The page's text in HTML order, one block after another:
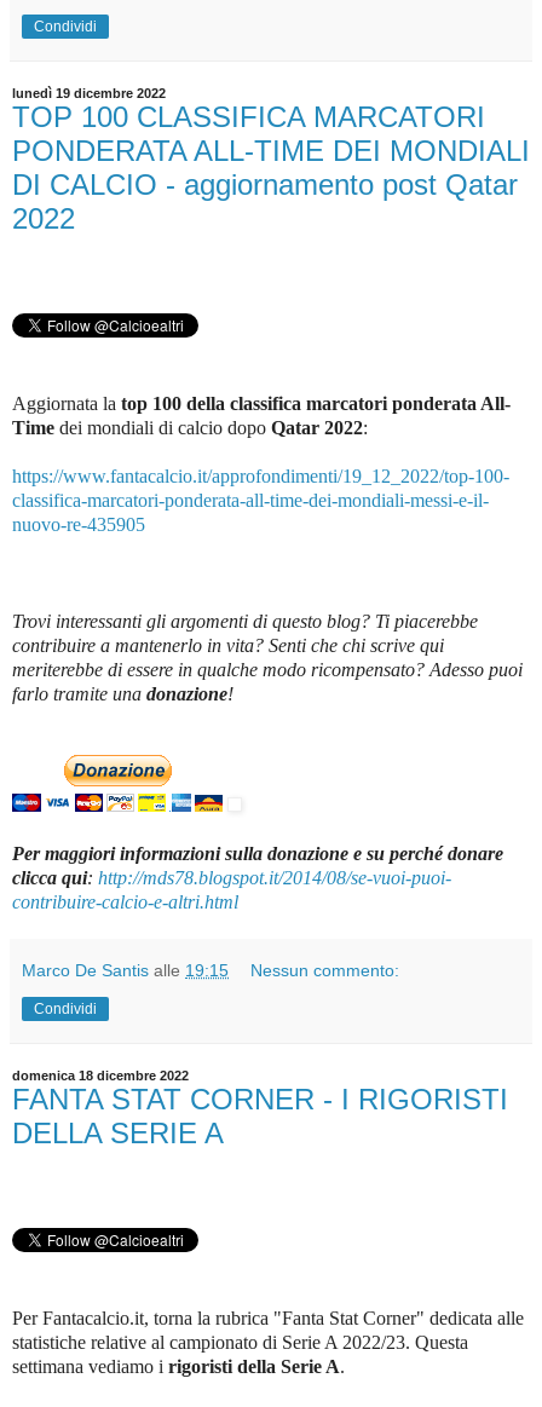
Condividi
lunedì 19 dicembre 2022
TOP 100 CLASSIFICA MARCATORI
PONDERATA ALL-TIME DEI MONDIALI
DI CALCIO - aggiornamento post Qatar
2022
Aggiornata la top 100 della classifica marcatori ponderata All-
Time dei mondiali di calcio dopo Qatar 2022:
https://www.fantacalcio.it/approfondimenti/19_12_2022/top-100-
classifica-marcatori-ponderata-all-time-dei-mondiali-messi-e-il-
nuovo-re-435905
Trovi interessanti gli argomenti di questo blog? Ti piacerebbe
contribuire a mantenerlo in vita? Senti che chi scrive qui
meriterebbe di essere in qualche modo ricompensato? Adesso puoi
farlo tramite una donazione!
Per maggiori informazioni sulla donazione e su perché donare
clicca qui: http://mds78.blogspot.it/2014/08/se-vuoi-puoi-
contribuire-calcio-e-altri.html
Marco De Santis alle 19:15 Nessun commento:
Condividi
domenica 18 dicembre 2022
FANTA STAT CORNER - I RIGORISTI
DELLA SERIE A
Per Fantacalcio.it, torna la rubrica "Fanta Stat Corner" dedicata alle
statistiche relative al campionato di Serie A 2022/23. Questa
settimana vediamo i rigoristi della Serie A.